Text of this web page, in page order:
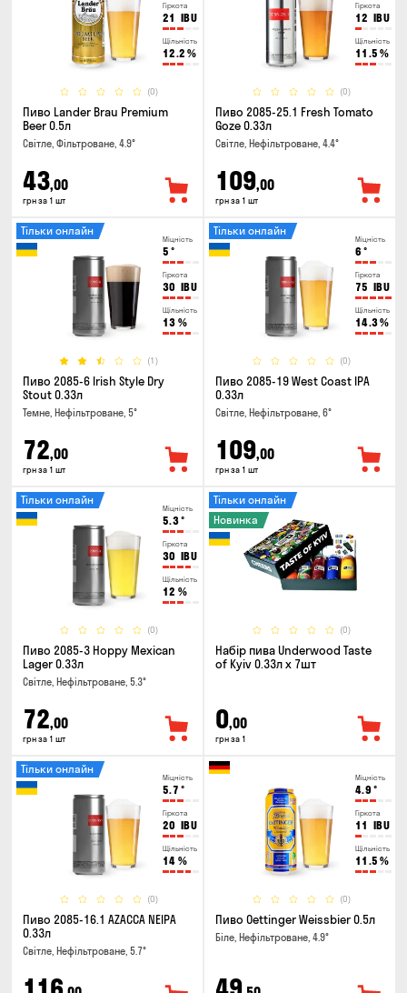
Гіркота
21 IBU
Щільність
12.2 %
(0)
Пиво Lander Brau Premium
Beer 0.5л
Світле, Фільтроване, 4.9°
43,00
грн за 1 шт
Гіркота
12 IBU
Щільність
11.5 %
(0)
Пиво 2085-25.1 Fresh Tomato
Goze 0.33л
Світле, Нефільтроване, 4.4°
109,00
грн за 1 шт
Міцність
5 °
Гіркота
30 IBU
Щільність
13 %
(1)
Тільки онлайн
Пиво 2085-6 Irish Style Dry
Stout 0.33л
Темне, Нефільтроване, 5°
72,00
грн за 1 шт
Міцність
6 °
Гіркота
75 IBU
Щільність
14.3%
(0)
Тільки онлайн
Пиво 2085-19 West Coast IPA
0.33л
Світле, Нефільтроване, 6°
109,00
грн за 1 шт
Міцність
5.3°
Гіркота
30 IBU
Щільність
12 %
(0)
Тільки онлайн
Пиво 2085-3 Hoppy Mexican
Lager 0.33л
Світле, Нефільтроване, 5.3°
72,00
грн за 1 шт
(0)
Тільки онлайн
Новинка
Набір пива Underwood Taste
of Kyiv 0.33л x 7шт
0,00
грн за 1
Міцність
5.7 °
Гіркота
20 IBU
Щільність
14 %
(0)
Тільки онлайн
Пиво 2085-16.1 AZACCA NEIPA
0.33л
Світле, Нефільтроване, 5.7°
Міцність
4.9 °
Гіркота
11 IBU
Щільність
11.5 %
(0)
Пиво Oettinger Weissbier 0.5л
Біле, Нефільтроване, 4.9°